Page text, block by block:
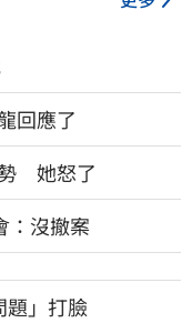
回應了
她怒了
：沒撤案
」打臉